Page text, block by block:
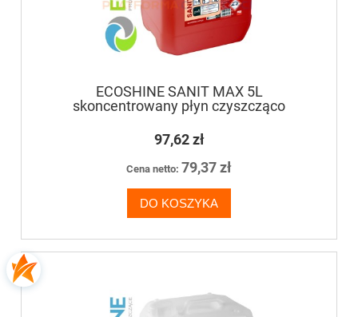
ECOSHINE SANIT MAX 5L
skoncentrowany płyn czyszcząco
odkamieniający do mycia łazienek, toalet,
sanitariatów
97,62 zł
Cena netto: 79,37 zł
DO KOSZYKA